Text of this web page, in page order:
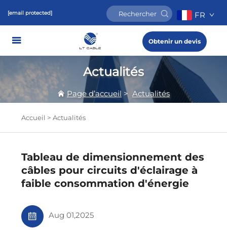
[email protected] FR
Obtenir un devis
Actualités
Page d’accueil > Actualités
Accueil > Actualités
Tableau de dimensionnement des
câbles pour circuits d'éclairage à
faible consommation d'énergie
Aug 01,2025